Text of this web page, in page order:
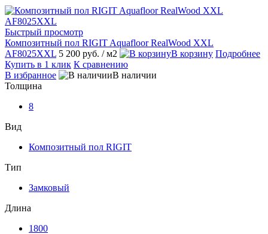
Быстрый просмотр
Композитный пол RIGIT Aquafloor RealWood XXL
AF8025XXL 5 200 руб. / м2 В корзину Подробнее
Купить в 1 клик К сравнению
В избранное
В наличии
Толщина
8
Вид
Композитный пол RIGIT
Тип
Замковый
Длина
1800